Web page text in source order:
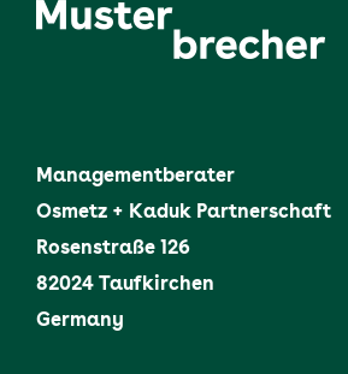
Managementberater
Osmetz + Kaduk Partnerschaft
Rosenstraße 126
82024 Taufkirchen
Germany